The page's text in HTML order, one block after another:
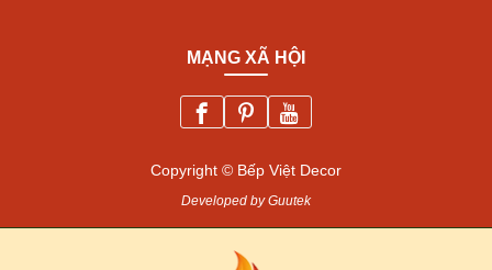
MẠNG XÃ HỘI
Copyright © Bếp Việt Decor
Developed by Guutek